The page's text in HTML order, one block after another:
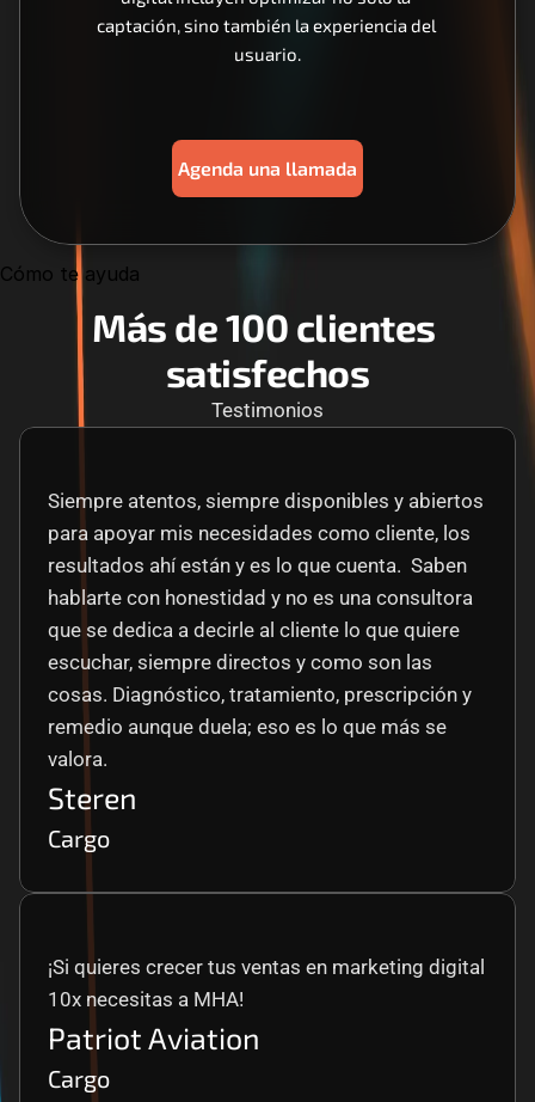
captación, sino también la experiencia del
usuario.
Agenda una llamada
Cómo te ayuda
Más de 100 clientes
satisfechos
Testimonios
Siempre atentos, siempre disponibles y abiertos
para apoyar mis necesidades como cliente, los
resultados ahí están y es lo que cuenta.  Saben
hablarte con honestidad y no es una consultora
que se dedica a decirle al cliente lo que quiere
escuchar, siempre directos y como son las
cosas. Diagnóstico, tratamiento, prescripción y
remedio aunque duela; eso es lo que más se
valora.
Steren
Cargo
¡Si quieres crecer tus ventas en marketing digital
10x necesitas a MHA!
Patriot Aviation
Cargo